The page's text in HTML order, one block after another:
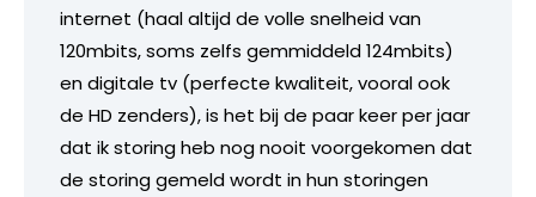
internet (haal altijd de volle snelheid van
120mbits, soms zelfs gemmiddeld 124mbits)
en digitale tv (perfecte kwaliteit, vooral ook
de HD zenders), is het bij de paar keer per jaar
dat ik storing heb nog nooit voorgekomen dat
de storing gemeld wordt in hun storingen